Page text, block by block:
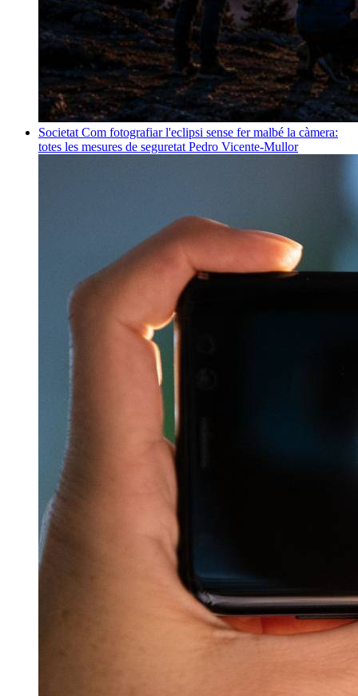
Societat Com fotografiar l'eclipsi sense fer malbé la càmera:
totes les mesures de seguretat Pedro Vicente-Mullor